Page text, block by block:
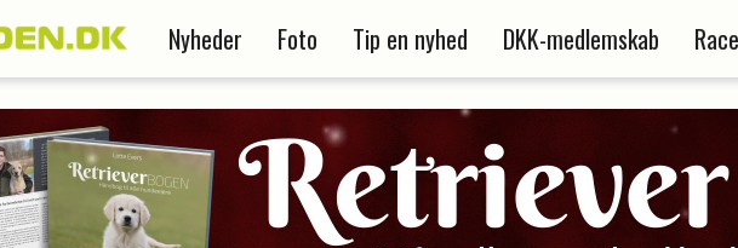
Nyheder Foto Tip en nyhed DKK-medlemskab